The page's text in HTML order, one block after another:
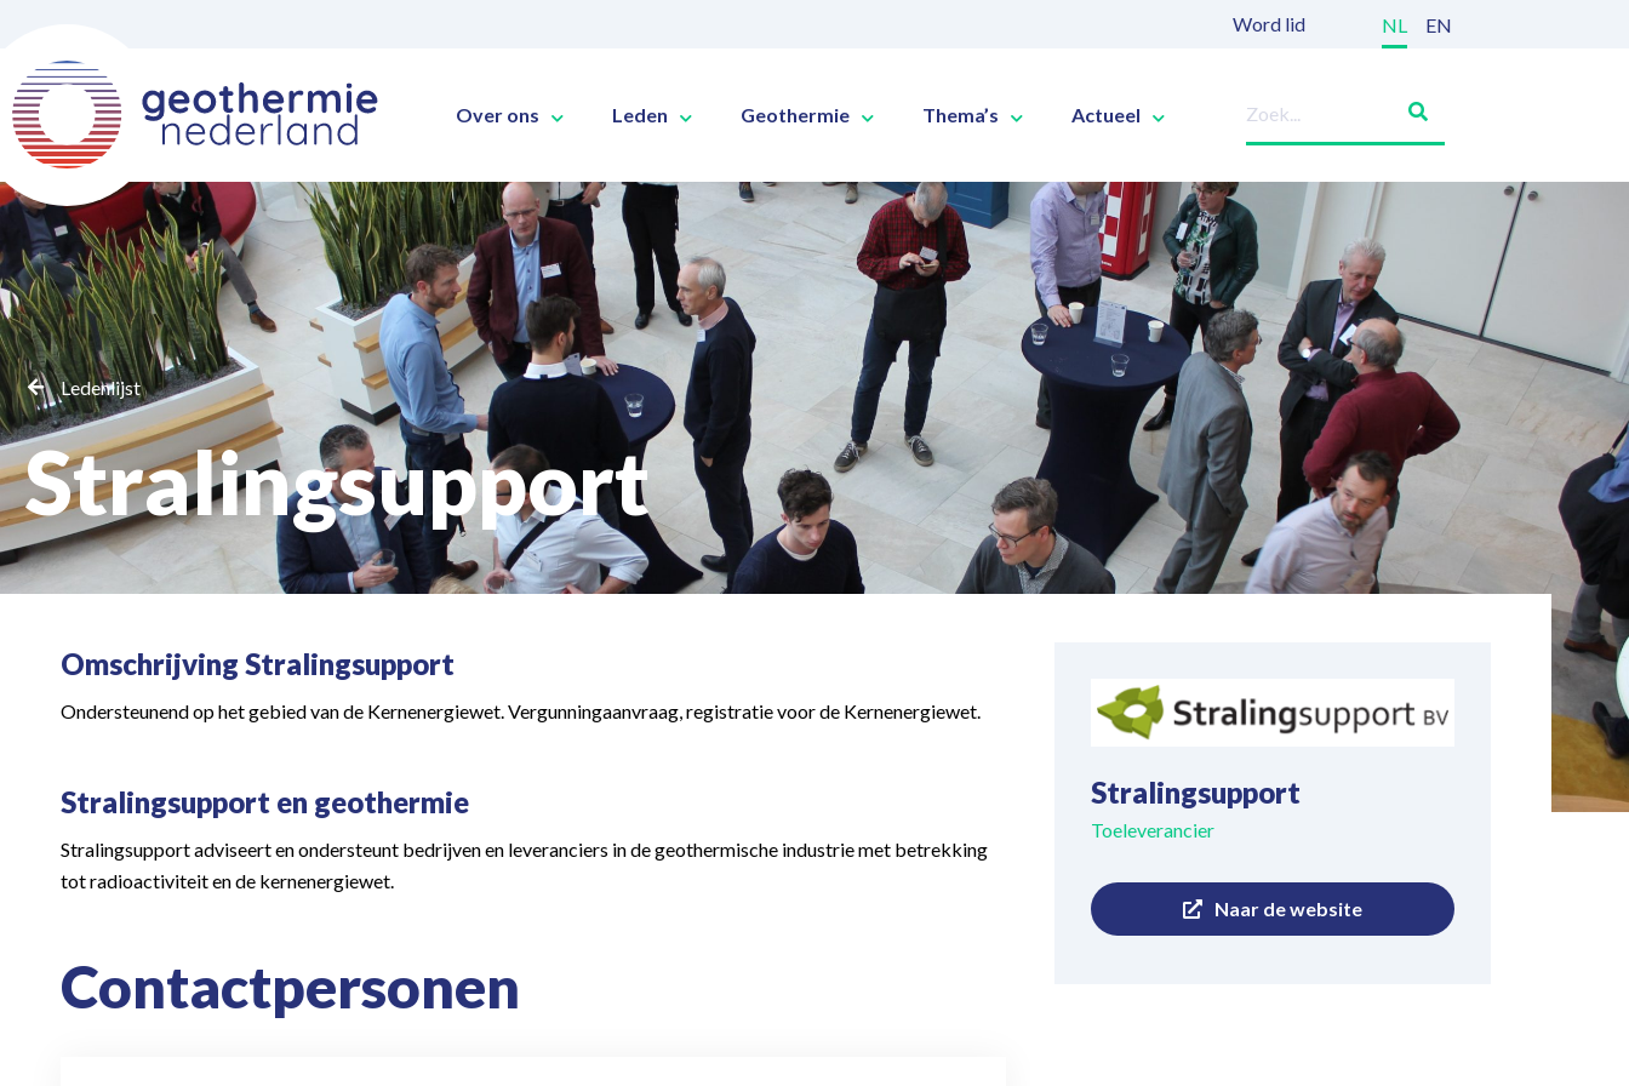
Word lid NL EN
Over ons Leden Geothermie Thema’s Actueel
Ledenlijst
Stralingsupport
Omschrijving Stralingsupport
Ondersteunend op het gebied van de Kernenergiewet. Vergunningaanvraag, registratie voor de Kernenergiewet.
Stralingsupport en geothermie
Stralingsupport adviseert en ondersteunt bedrijven en leveranciers in de geothermische industrie met betrekking
tot radioactiviteit en de kernenergiewet.
Contactpersonen
Stralingsupport
Toeleverancier
Naar de website